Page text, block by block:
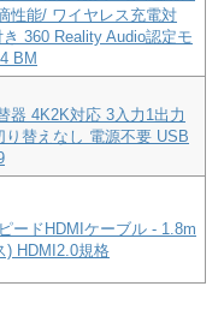
性能/ ワイヤレス充電対
360 Reality Audio認定モ
BM
器 4K2K対応 3入力1出力
り替えなし 電源不要 USB
ードHDMIケーブル - 1.8m
) HDMI2.0規格